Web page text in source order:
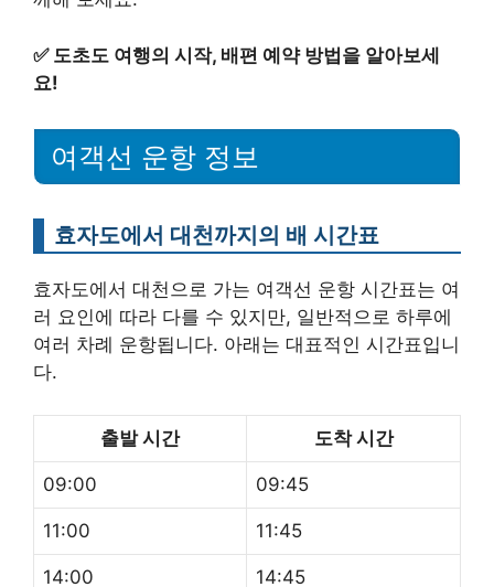
✅ 도초도 여행의 시작, 배편 예약 방법을 알아보세
요!
여객선 운항 정보
효자도에서 대천까지의 배 시간표
효자도에서 대천으로 가는 여객선 운항 시간표는 여
러 요인에 따라 다를 수 있지만, 일반적으로 하루에
여러 차례 운항됩니다. 아래는 대표적인 시간표입니
다.
출발 시간 도착 시간
09:00 09:45
11:00 11:45
14:00 14:45